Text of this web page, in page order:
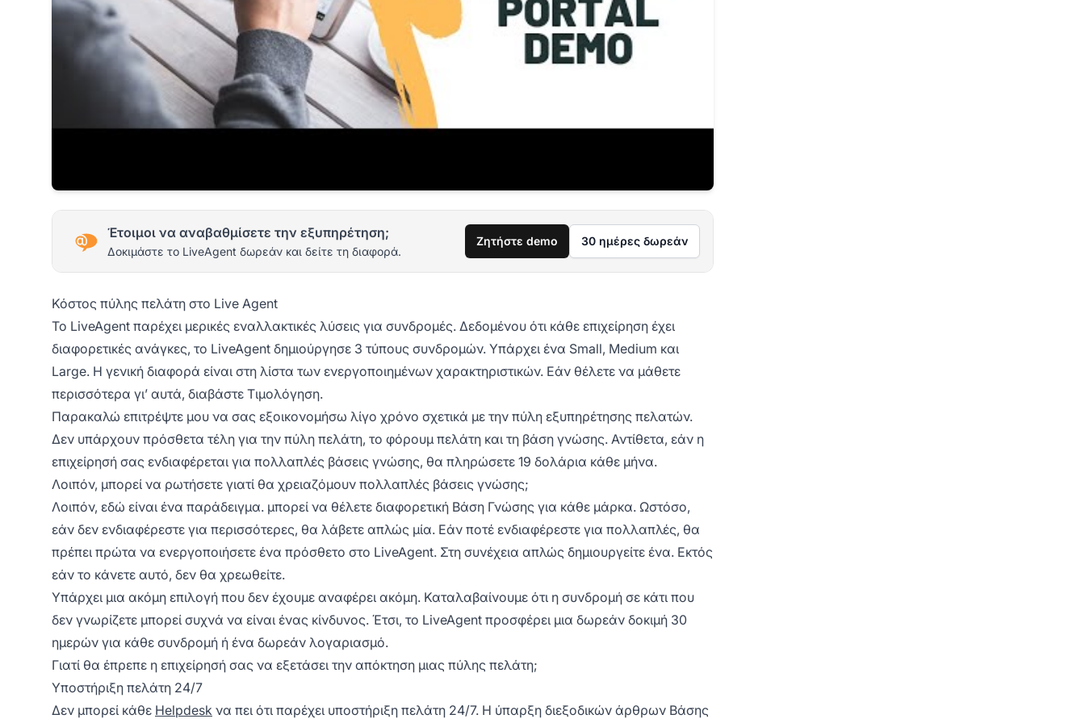
Έτοιμοι να αναβαθμίσετε την εξυπηρέτηση;
Δοκιμάστε το LiveAgent δωρεάν και δείτε τη διαφορά.
Ζητήστε demo 30 ημέρες δωρεάν
Κόστος πύλης πελάτη στο Live Agent
Το LiveAgent παρέχει μερικές εναλλακτικές λύσεις για συνδρομές. Δεδομένου ότι κάθε επιχείρηση έχει
διαφορετικές ανάγκες, το LiveAgent δημιούργησε 3 τύπους συνδρομών. Υπάρχει ένα Small, Medium και
Large. Η γενική διαφορά είναι στη λίστα των ενεργοποιημένων χαρακτηριστικών. Εάν θέλετε να μάθετε
περισσότερα γι’ αυτά, διαβάστε Τιμολόγηση.
Παρακαλώ επιτρέψτε μου να σας εξοικονομήσω λίγο χρόνο σχετικά με την πύλη εξυπηρέτησης πελατών.
Δεν υπάρχουν πρόσθετα τέλη για την πύλη πελάτη, το φόρουμ πελάτη και τη βάση γνώσης. Αντίθετα, εάν η
επιχείρησή σας ενδιαφέρεται για πολλαπλές βάσεις γνώσης, θα πληρώσετε 19 δολάρια κάθε μήνα.
Λοιπόν, μπορεί να ρωτήσετε γιατί θα χρειαζόμουν πολλαπλές βάσεις γνώσης;
Λοιπόν, εδώ είναι ένα παράδειγμα. μπορεί να θέλετε διαφορετική Βάση Γνώσης για κάθε μάρκα. Ωστόσο,
εάν δεν ενδιαφέρεστε για περισσότερες, θα λάβετε απλώς μία. Εάν ποτέ ενδιαφέρεστε για πολλαπλές, θα
πρέπει πρώτα να ενεργοποιήσετε ένα πρόσθετο στο LiveAgent. Στη συνέχεια απλώς δημιουργείτε ένα. Εκτός
εάν το κάνετε αυτό, δεν θα χρεωθείτε.
Υπάρχει μια ακόμη επιλογή που δεν έχουμε αναφέρει ακόμη. Καταλαβαίνουμε ότι η συνδρομή σε κάτι που
δεν γνωρίζετε μπορεί συχνά να είναι ένας κίνδυνος. Έτσι, το LiveAgent προσφέρει μια δωρεάν δοκιμή 30
ημερών για κάθε συνδρομή ή ένα δωρεάν λογαριασμό.
Γιατί θα έπρεπε η επιχείρησή σας να εξετάσει την απόκτηση μιας πύλης πελάτη;
Υποστήριξη πελάτη 24/7
Δεν μπορεί κάθε Helpdesk να πει ότι παρέχει υποστήριξη πελάτη 24/7. Η ύπαρξη διεξοδικών άρθρων Βάσης